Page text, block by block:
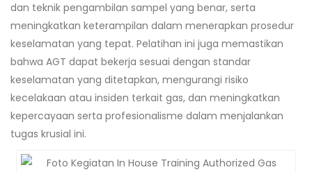
dan teknik pengambilan sampel yang benar, serta
meningkatkan keterampilan dalam menerapkan prosedur
keselamatan yang tepat. Pelatihan ini juga memastikan
bahwa AGT dapat bekerja sesuai dengan standar
keselamatan yang ditetapkan, mengurangi risiko
kecelakaan atau insiden terkait gas, dan meningkatkan
kepercayaan serta profesionalisme dalam menjalankan
tugas krusial ini.